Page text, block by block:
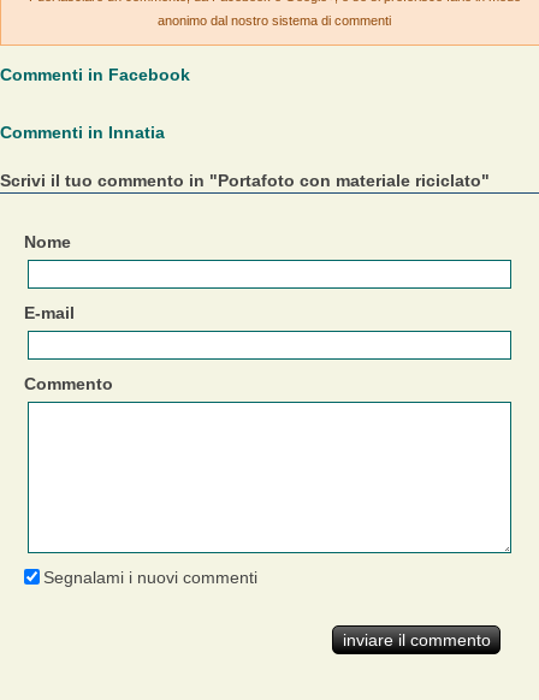
anonimo dal nostro sistema di commenti
Commenti in Facebook
Commenti in Innatia
Scrivi il tuo commento in "Portafoto con materiale riciclato"
Nome
E-mail
Commento
Segnalami i nuovi commenti